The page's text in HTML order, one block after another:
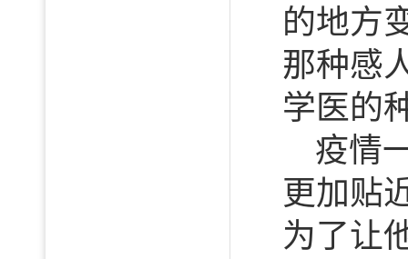
的地方
那种感
学医的
疫情
更加贴
为了让